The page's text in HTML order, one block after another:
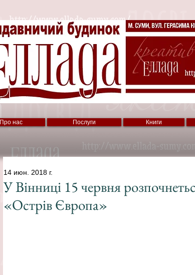
Про нас Послуги Книги
У Вінниці 15 червня
«Острів Європа»
14 июн. 2018 г.